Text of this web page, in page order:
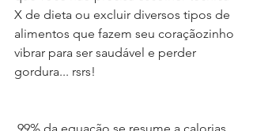
X de dieta ou excluir diversos tipos de
alimentos que fazem seu coraçãozinho
vibrar para ser saudável e perder
gordura... rsrs!